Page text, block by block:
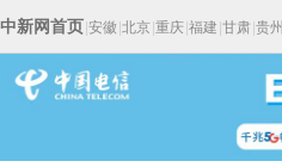
中新网首页 安徽 北京 重庆 福建 甘肃 贵州